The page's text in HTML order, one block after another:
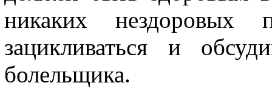
никаких нездоровых
зацикливаться и
болельщика.